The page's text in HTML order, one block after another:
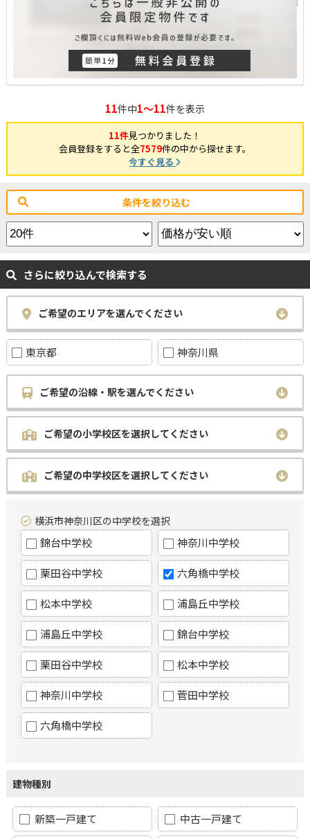
11件中1～11件を表示
11件見つかりました！
会員登録をすると全7579件の中から探せます。
今すぐ見る
条件を絞り込む
さらに絞り込んで検索する
ご希望のエリアを選んでください
東京都 神奈川県
ご希望の沿線・駅を選んでください
ご希望の小学校区を選択してください
ご希望の中学校区を選択してください
横浜市神奈川区の中学校を選択
錦台中学校 神奈川中学校
栗田谷中学校 六角橋中学校
松本中学校 浦島丘中学校
浦島丘中学校 錦台中学校
栗田谷中学校 松本中学校
神奈川中学校 菅田中学校
六角橋中学校
建物種別
新築一戸建て
中古一戸建て